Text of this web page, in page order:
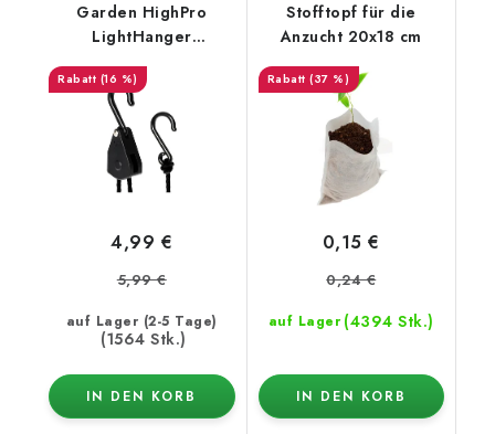
Garden HighPro
LightHanger
Aufhängesystem,
Traglast 5 kg
(16 %)
auf Lager (2-5 Tage)
(1564 Stk.)
4,99 €
5,99 €
IN DEN KORB
Stofftopf für die
Anzucht 20x18 cm
(37 %)
auf Lager (4394 Stk.)
0,15 €
0,24 €
IN DEN KORB